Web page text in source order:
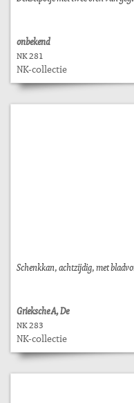
onbekend
NK 281
NK-collectie
Schenkkan, achtzijdig, met
Grieksche A, De
NK 283
NK-collectie